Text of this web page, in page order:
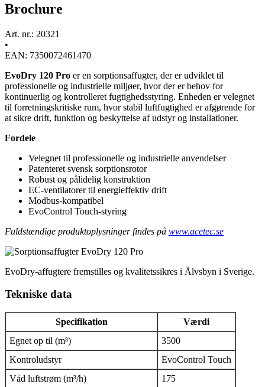
Brochure
Art. nr.: 20321
•
EAN: 7350072461470
EvoDry 120 Pro er en sorptionsaffugter, der er udviklet til
professionelle og industrielle miljøer, hvor der er behov for
kontinuerlig og kontrolleret fugtighedsstyring. Enheden er velegnet
til forretningskritiske rum, hvor stabil luftfugtighed er afgørende for
at sikre drift, funktion og beskyttelse af udstyr og installationer.
Fordele
Velegnet til professionelle og industrielle anvendelser
Patenteret svensk sorptionsrotor
Robust og pålidelig konstruktion
EC-ventilatorer til energieffektiv drift
Modbus-kompatibel
EvoControl Touch-styring
Fuldstændige produktoplysninger findes på www.acetec.se
EvoDry-affugtere fremstilles og kvalitetssikres i Älvsbyn i Sverige.
Tekniske data
Specifikation
Værdi
Egnet op til (m³)
3500
Kontroludstyr
EvoControl Touch
Våd luftstrøm (m³/h)
175